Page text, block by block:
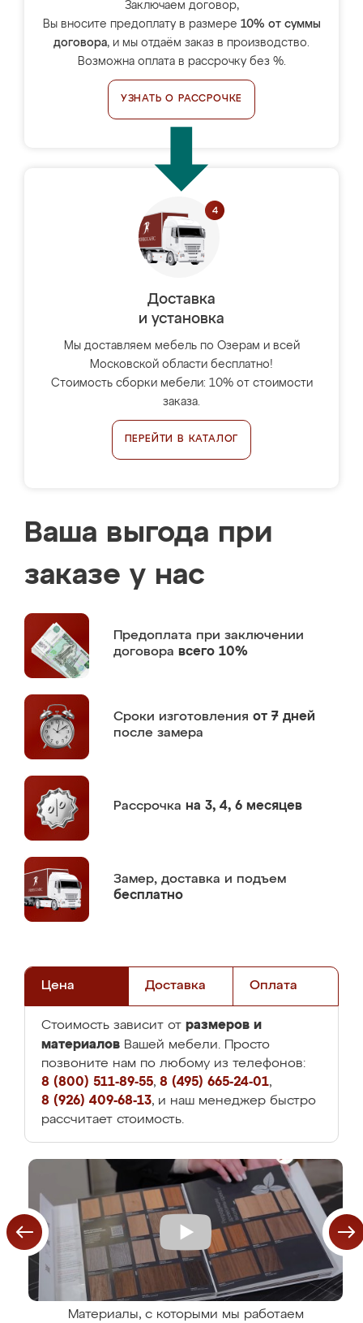
Заключаем договор,
Вы вносите предоплату в размере 10% от суммы
договора, и мы отдаём заказ в производство.
Возможна оплата в рассрочку без %.
УЗНАТЬ О РАССРОЧКЕ
Доставка
и установка
Мы доставляем мебель по Озерам и всей
Московской области бесплатно!
Стоимость сборки мебели: 10% от стоимости
заказа.
ПЕРЕЙТИ В КАТАЛОГ
Ваша выгода при
заказе у нас
Предоплата при заключении
договора всего 10%
Сроки изготовления от 7 дней
после замера
Рассрочка на 3, 4, 6 месяцев
Замер, доставка и подъем
бесплатно
Цена Доставка Оплата
Стоимость зависит от размеров и
материалов Вашей мебели. Просто
позвоните нам по любому из телефонов:
8 (800) 511-89-55, 8 (495) 665-24-01,
8 (926) 409-68-13, и наш менеджер быстро
рассчитает стоимость.
Материалы, с которыми мы работаем